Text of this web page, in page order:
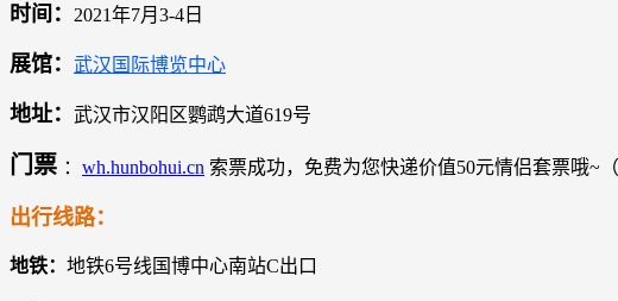
时间： 2021年7月3-4日
展馆： 武汉国际博览中心
地址： 武汉市汉阳区鹦鹉大道619号
门票 ： wh.hunbohui.cn 索票成功，免费为您快递价值50元情侣套票哦~
出行线路：
地铁： 地铁6号线国博中心南站C出口